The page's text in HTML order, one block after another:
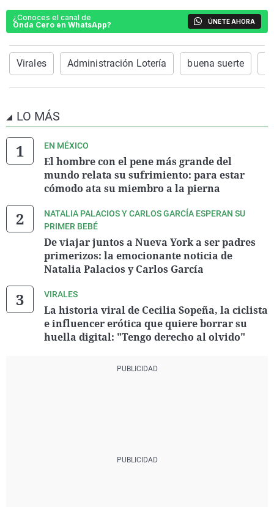
¿Conoces el canal de
Onda Cero en WhatsApp?
ÚNETE AHORA
Virales Administración Lotería buena suerte
LO MÁS
EN MÉXICO
El hombre con el pene más grande del
mundo relata su sufrimiento: para estar
cómodo ata su miembro a la pierna
NATALIA PALACIOS Y CARLOS GARCÍA ESPERAN SU
PRIMER BEBÉ
De viajar juntos a Nueva York a ser padres
primerizos: la emocionante noticia de
Natalia Palacios y Carlos García
VIRALES
La historia viral de Cecilia Sopeña, la ciclista
e influencer erótica que quiere borrar su
huella digital: "Tengo derecho al olvido"